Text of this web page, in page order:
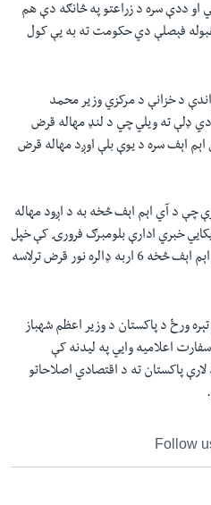
ددې سره د زراعتو په څانګه دې هم
فېصلې دي حکومت ته به یې کول
د خزانې د مرکزي وزير محمد
ډلې ته ویلي چي د لنډ مهاله قرض
اېم اېف سره د يوې بلې اوږد مهاله قرض
چې د آي اېم اېف څخه به د اږود مهاله
خبري ادارې بلومبرګ فرورۍ کې خپل
رپورټ کې ويلي وو چي پاکستان د آي اېم اېف څخه 6 اربه ډالره نور قرض ترلاسه
ورځ د پاکستان د وزير اعظم شهباز
اعلامیه وايي په ليدنه کې
پاکستان ته د اقتصادي اصلاحاتو
Follow